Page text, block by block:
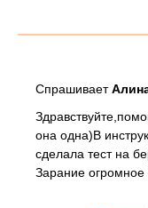
Спрашивает
она одна)В
сделала тест на
Зарание огромное